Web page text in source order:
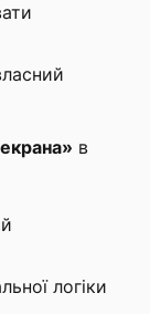
в
логіки